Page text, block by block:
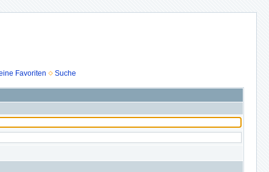
Favoriten Suche